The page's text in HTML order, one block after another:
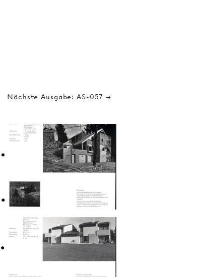
Nächste Ausgabe: AS-057 →